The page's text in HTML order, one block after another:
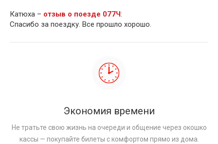
Катюха – отзыв о поезде 077Ч:
Спасибо за поездку. Все прошло хорошо.
Экономия времени
Не тратьте свою жизнь на очереди и общение через окошко
кассы — покупайте билеты с комфортом прямо из дома.